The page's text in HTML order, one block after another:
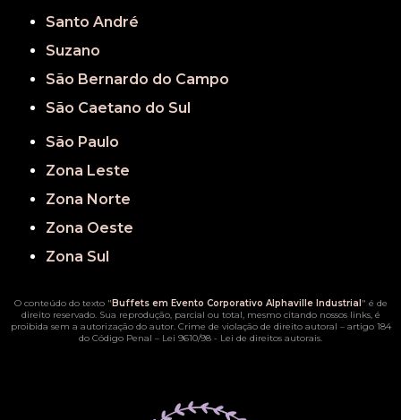
Santo André
Suzano
São Bernardo do Campo
São Caetano do Sul
São Paulo
Zona Leste
Zona Norte
Zona Oeste
Zona Sul
O conteúdo do texto "Buffets em Evento Corporativo Alphaville Industrial" é de
direito reservado. Sua reprodução, parcial ou total, mesmo citando nossos links, é
proibida sem a autorização do autor. Crime de violação de direito autoral – artigo 184
do Código Penal – Lei 9610/98 - Lei de direitos autorais.